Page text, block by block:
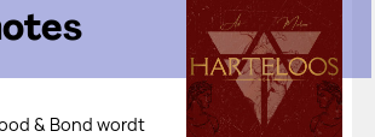
& Bond wordt